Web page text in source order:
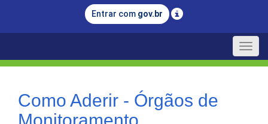
Legislação
Entrar com gov.br
Toggle
Como Aderir - Órgãos de